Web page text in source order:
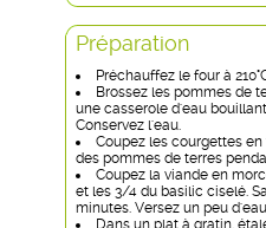
Préparation
Préchauffez le four à
Brossez les pommes de
une casserole d'eau
Conservez l'eau.
Coupez les courgettes
des pommes de terres
Coupez la viande en
et les 3/4 du basilic ciselé.
minutes. Versez un peu
Dans un plat à gratin,